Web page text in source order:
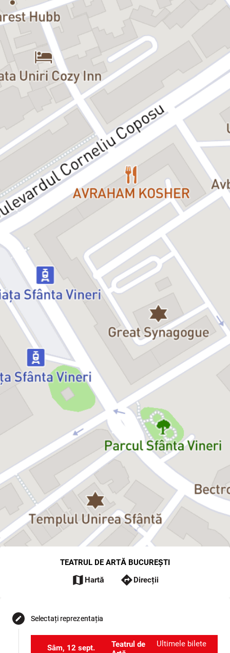
***Premiul pentru Cel mai bun actor (Tudor Istodor), la Comic 7B -
Festival de Teatru, Buzău International Arts Festival, 2021
***Premiul Ion Băieșu pentru cel mai bun spectacol, la COMIC 7B
Festival de teatru Buzău International Arts Festival, 2021
***Premiul pentru Cea mai bună interpretare masculină (Tudor
Istodor) la UNDERCLOUD - Festival de Teatru Independent de Orice,
2014
TEATRUL DE ARTĂ BUCUREȘTI
map Hartă directionsDirecții
edit Selectați reprezentația
Sâm, 12 sept.
Teatrul de
Ultimele bilete